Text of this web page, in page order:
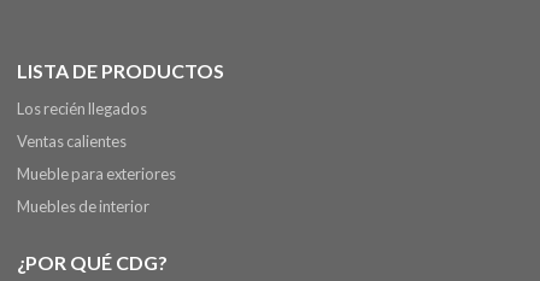
LISTA DE PRODUCTOS
Los recién llegados
Ventas calientes
Mueble para exteriores
Muebles de interior
¿POR QUÉ CDG?